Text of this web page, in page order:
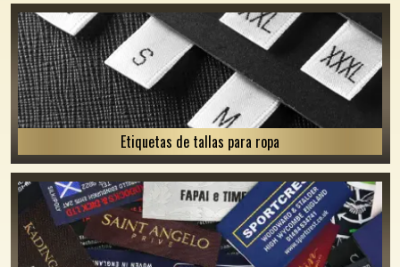
Etiquetas de tallas para ropa